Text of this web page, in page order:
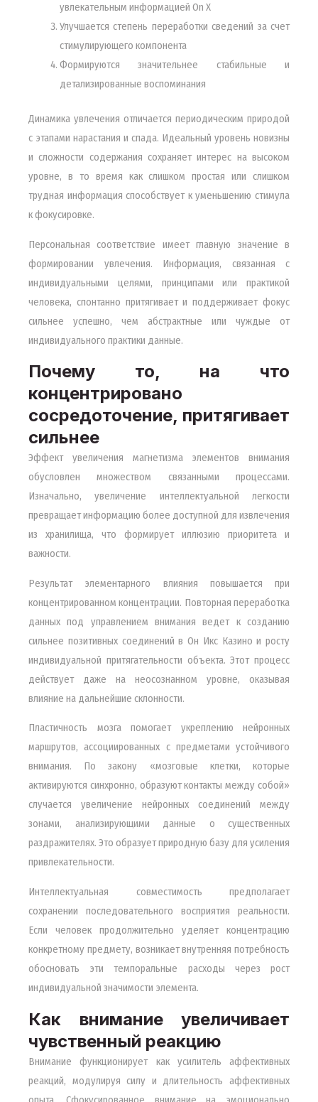
увлекательным информацией On X
Улучшается степень переработки сведений за счет
стимулирующего компонента
Формируются значительнее стабильные и
детализированные воспоминания
Динамика увлечения отличается периодическим природой
с этапами нарастания и спада. Идеальный уровень новизны
и сложности содержания сохраняет интерес на высоком
уровне, в то время как слишком простая или слишком
трудная информация способствует к уменьшению стимула
к фокусировке.
Персональная соответствие имеет главную значение в
формировании увлечения. Информация, связанная с
индивидуальными целями, принципами или практикой
человека, спонтанно притягивает и поддерживает фокус
сильнее успешно, чем абстрактные или чуждые от
индивидуального практики данные.
Почему то, на что
концентрировано
сосредоточение, притягивает
сильнее
Эффект увеличения магнетизма элементов внимания
обусловлен множеством связанными процессами.
Изначально, увеличение интеллектуальной легкости
превращает информацию более доступной для извлечения
из хранилища, что формирует иллюзию приоритета и
важности.
Результат элементарного влияния повышается при
концентрированном концентрации. Повторная переработка
данных под управлением внимания ведет к созданию
сильнее позитивных соединений в Он Икс Казино и росту
индивидуальной притягательности объекта. Этот процесс
действует даже на неосознанном уровне, оказывая
влияние на дальнейшие склонности.
Пластичность мозга помогает укреплению нейронных
маршрутов, ассоциированных с предметами устойчивого
внимания. По закону «мозговые клетки, которые
активируются синхронно, образуют контакты между собой»
случается увеличение нейронных соединений между
зонами, анализирующими данные о существенных
раздражителях. Это образует природную базу для усиления
привлекательности.
Интеллектуальная совместимость предполагает
сохранении последовательного восприятия реальности.
Если человек продолжительно уделяет концентрацию
конкретному предмету, возникает внутренняя потребность
обосновать эти темпоральные расходы через рост
индивидуальной значимости элемента.
Как внимание увеличивает
чувственный реакцию
Внимание функционирует как усилитель аффективных
реакций, модулируя силу и длительность аффективных